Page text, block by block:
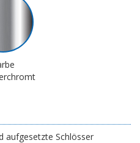
aufgesetzte Schlösser